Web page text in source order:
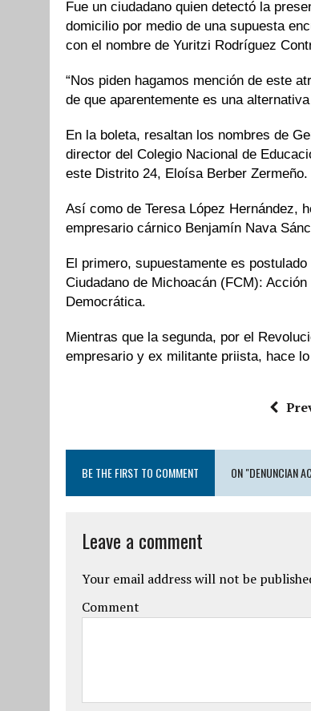
Fue un ciudadano quien detectó la
domicilio por medio de una supuesta
con el nombre de Yuritzi Rodríguez
“Nos piden hagamos mención de este
de que aparentemente es una
En la boleta, resaltan los nombres de
director del Colegio Nacional de
este Distrito 24, Eloísa Berber Zermeño.
Así como de Teresa López Hernández,
empresario cárnico Benjamín Nava
El primero, supuestamente es
Ciudadano de Michoacán (FCM):
Democrática.
Mientras que la segunda, por el
empresario y ex militante priista, hace
BE THE FIRST TO COMMENT ON "DENUNCIAN
Leave a comment
Your email address will not be
Comment